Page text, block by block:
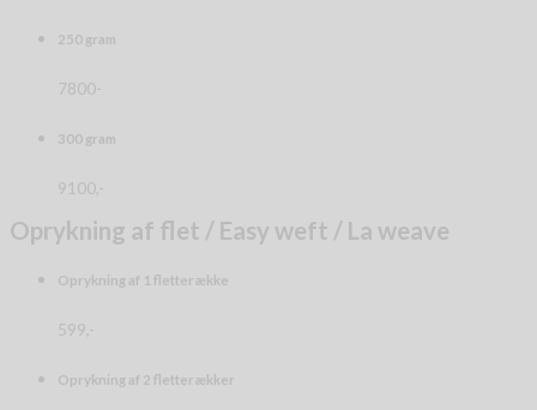
250 gram
7800-
300 gram
9100,-
Oprykning af flet / Easy weft / La weave
Oprykning af 1 fletterække
599,-
Oprykning af 2 fletterækker